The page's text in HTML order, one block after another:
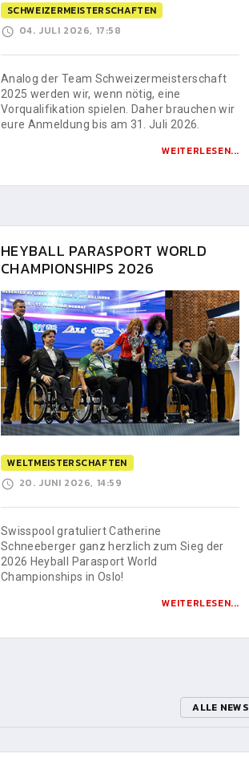
SCHWEIZERMEISTERSCHAFTEN
04. JULI 2026, 17:58
Analog der Team Schweizermeisterschaft
2025 werden wir, wenn nötig, eine
Vorqualifikation spielen. Daher brauchen wir
eure Anmeldung bis am 31. Juli 2026.
WEITERLESEN...
HEYBALL PARASPORT WORLD
CHAMPIONSHIPS 2026
WELTMEISTERSCHAFTEN
20. JUNI 2026, 14:59
Swisspool gratuliert Catherine
Schneeberger ganz herzlich zum Sieg der
2026 Heyball Parasport World
Championships in Oslo!
WEITERLESEN...
ALLE NEWS